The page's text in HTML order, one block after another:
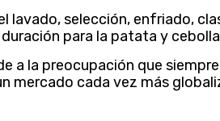
lavado, selección, enfriado,
para la patata y
a la preocupación que
mercado cada vez más